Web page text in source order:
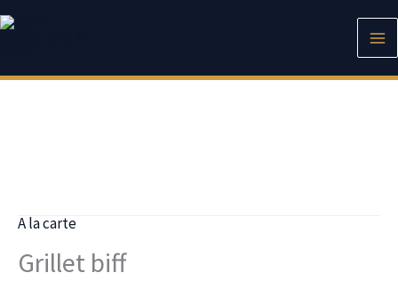
Hopp
A la carte
Grillet biff